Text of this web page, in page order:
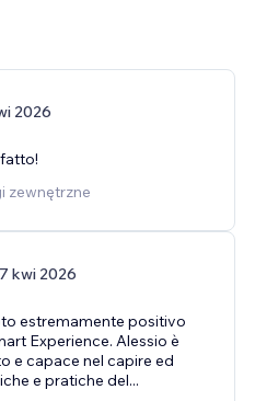
2026
zewnętrzne
kwi 2026
estremamente positivo
Experience. Alessio è
e capace nel capire ed
e pratiche del...